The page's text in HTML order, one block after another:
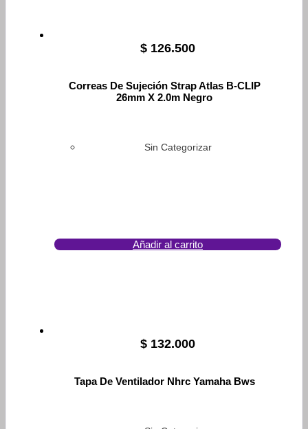
$ 126.500
Correas De Sujeción Strap Atlas B-CLIP
26mm X 2.0m Negro
Sin Categorizar
Añadir al carrito
$ 132.000
Tapa De Ventilador Nhrc Yamaha Bws